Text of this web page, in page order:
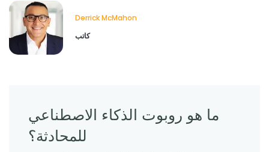
Derrick McMahon
كاتب
ما هو روبوت الذكاء الاصطناعي
للمحادثة؟